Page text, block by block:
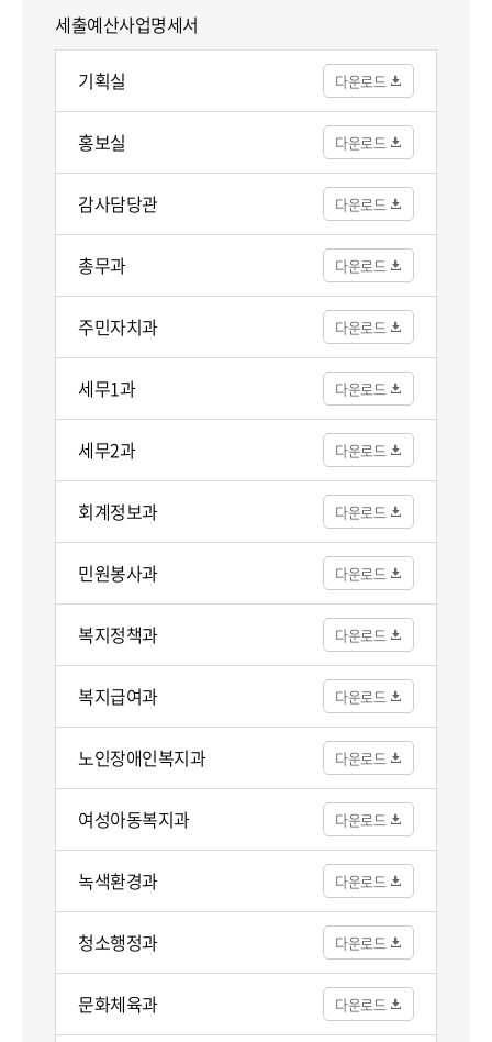
세출예산사업명세서
기획실
홍보실
감사담당관
총무과
주민자치과
세무1과
세무2과
회계정보과
민원봉사과
복지정책과
복지급여과
노인장애인복지과
여성아동복지과
녹색환경과
청소행정과
문화체육과